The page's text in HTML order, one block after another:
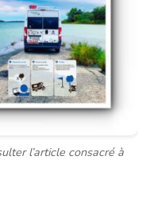
l’article consacré à